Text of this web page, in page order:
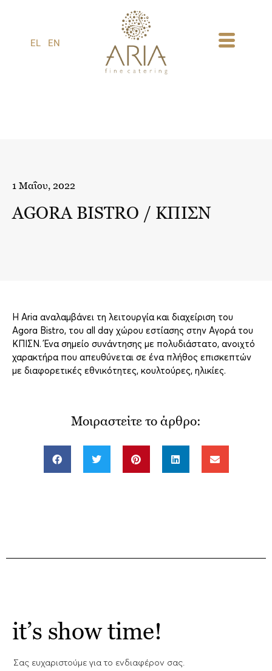
EL EN
1 Μαΐου, 2022
ΑGORA BISTRO / ΚΠΙΣΝ
Η Αria αναλαμβάνει τη λειτουργία και διαχείριση του
Agora Bistro, του all day χώρου εστίασης στην Αγορά του
ΚΠΙΣΝ. Ένα σημείο συνάντησης με πολυδιάστατο, ανοιχτό
χαρακτήρα που απευθύνεται σε ένα πλήθος επισκεπτών
με διαφορετικές εθνικότητες, κουλτούρες, ηλικίες.
Μοιραστείτε το άρθρο:
it’s show time!
Σας ευχαριστούμε για το ενδιαφέρον σας.